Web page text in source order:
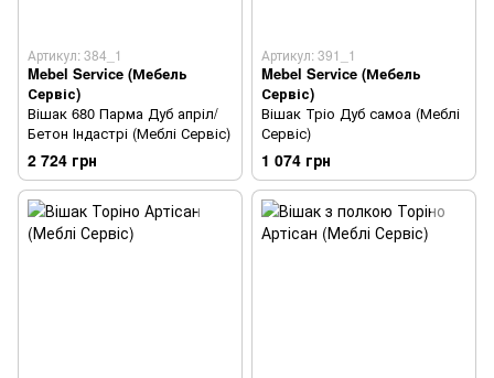
Артикул: 384_1
Mebel Service (Мебель
Сервіс)
Вішак 680 Парма Дуб апріл/
Бетон Індастрі (Меблі Сервіс)
2 724 грн
Артикул: 391_1
Mebel Service (Мебель
Сервіс)
Вішак Тріо Дуб самоа (Меблі
Сервіс)
1 074 грн